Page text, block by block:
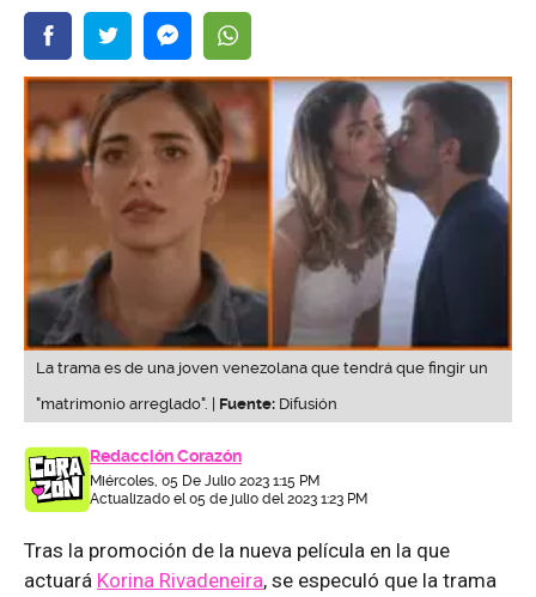
La trama es de una joven venezolana que tendrá que fingir un
"matrimonio arreglado". | Fuente: Difusión
Redacción Corazón
Miércoles, 05 De Julio 2023 1:15 PM
Actualizado el 05 de julio del 2023 1:23 PM
Tras la promoción de la nueva película en la que
actuará Korina Rivadeneira, se especuló que la trama